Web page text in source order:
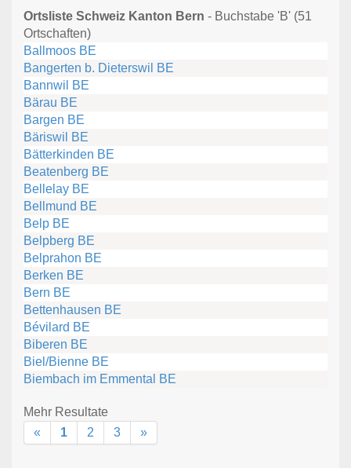
Ortsliste Schweiz Kanton Bern - Buchstabe 'B' (51
Ortschaften)
Ballmoos BE
Bangerten b. Dieterswil BE
Bannwil BE
Bärau BE
Bargen BE
Bäriswil BE
Bätterkinden BE
Beatenberg BE
Bellelay BE
Bellmund BE
Belp BE
Belpberg BE
Belprahon BE
Berken BE
Bern BE
Bettenhausen BE
Bévilard BE
Biberen BE
Biel/Bienne BE
Biembach im Emmental BE
Mehr Resultate
«
1 2 3 »